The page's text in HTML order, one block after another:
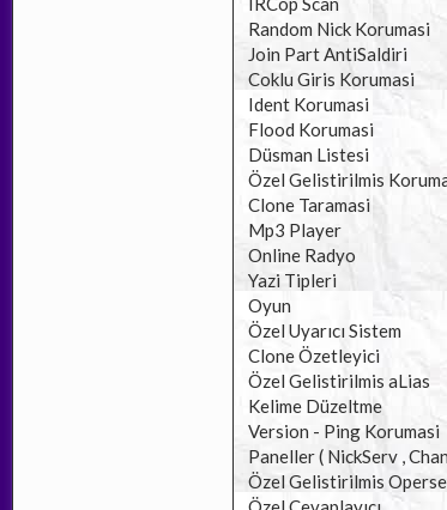
Random Nick Korumasi
Join Part AntiSaldiri
Coklu Giris Korumasi
Ident Korumasi
Flood Korumasi
Düsman Listesi
Özel Gelistirilmis
Clone Taramasi
Mp3 Player
Online Radyo
Yazi Tipleri
Oyun
Özel Uyarıcı Sistem
Clone Özetleyici
Özel Gelistirilmis aLias
Kelime Düzeltme
Version - Ping Korumasi
Paneller ( NickServ ,
Özel Gelistirilmis